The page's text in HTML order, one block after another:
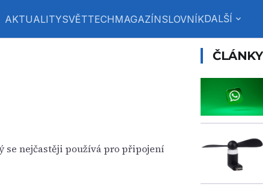
AKTUALITYSVĚTTECHMAGAZÍNSLOVNÍKDALŠÍ expand_more
se nejčastěji používá pro připojení
ČLÁNKY